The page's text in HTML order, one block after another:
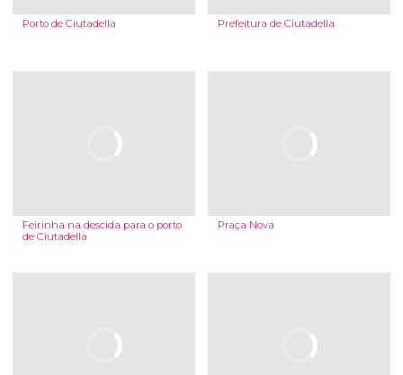
Porto de Ciutadella Prefeitura de Ciutadella
Feirinha na descida para o porto
de Ciutadella
Praça Nova